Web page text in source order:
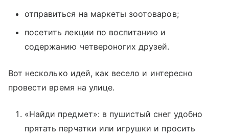
отправиться на маркеты зоотоваров;
посетить лекции по воспитанию и
содержанию четвероногих друзей.
Вот несколько идей, как весело и интересно
провести время на улице.
«Найди предмет»: в пушистый снег удобно
прятать перчатки или игрушки и просить